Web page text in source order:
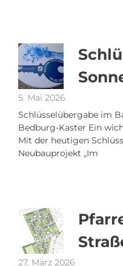
5. Mai 2026
Schlüsselübergabe im
Bedburg-Kaster Ein
Mit der heutigen
Neubauprojekt „Im
27. März 2026